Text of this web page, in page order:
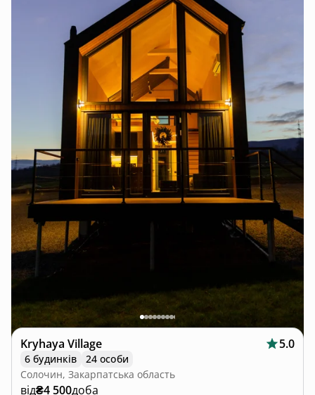
Kryhaya Village 5.0
6 будинків
24 особи
Солочин, Закарпатська область
від₴4 500доба